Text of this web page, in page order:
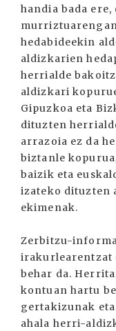
handia bada
hedabideekin
aldizkarien
herrialde
aldizkari
Gipuzkoa eta
dituzten
arrazoia ez da
biztanle
baizik eta
izateko dituzten
ekimenak.
Zerbitzu-
irakurlearentzat
behar da.
kontuan hartu
gertakizunak eta
ahala herri-